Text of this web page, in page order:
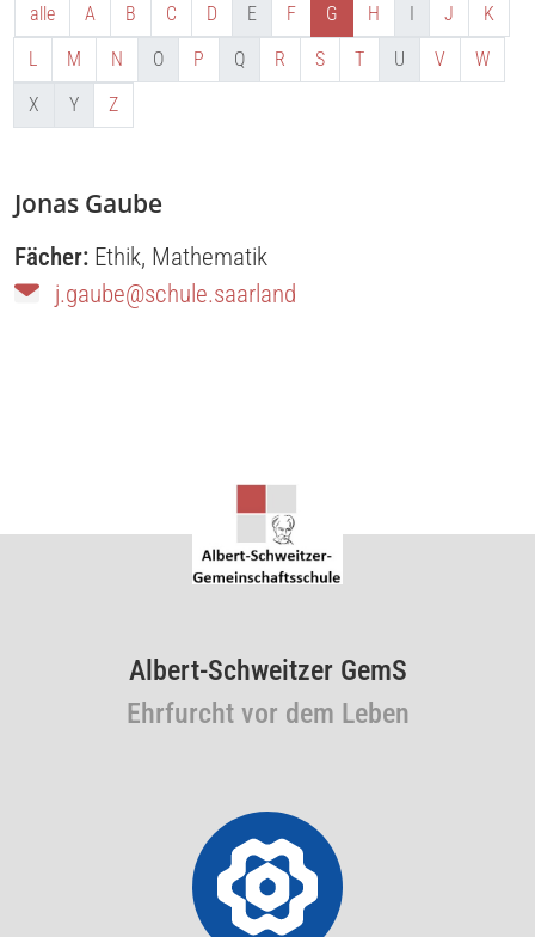
alle A B C D E F G H I J
K
L
M N O P Q R S T U V
W
X
Y Z
Jonas Gaube
Fächer: Ethik, Mathematik
j.gaube@schule.saarland
Albert-Schweitzer GemS
Ehrfurcht vor dem Leben